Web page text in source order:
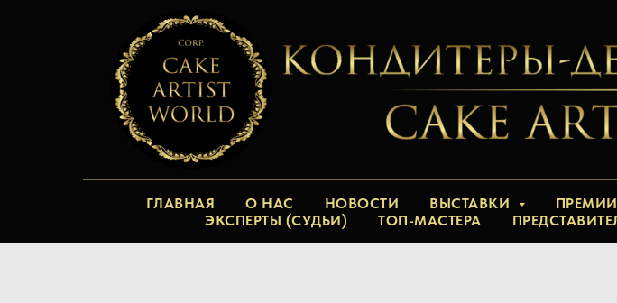
ГЛАВНАЯ О НАС НОВОСТИ ВЫСТАВКИ ПРЕМИИ
ЭКСПЕРТЫ (СУДЬИ)
ТОП-МАСТЕРА